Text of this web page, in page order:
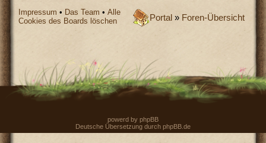
Portal » Foren-Übersicht
Impressum • Das Team •Alle
Cookies des Boards löschen
powerd by phpBB
Deutsche Übersetzung durch phpBB.de